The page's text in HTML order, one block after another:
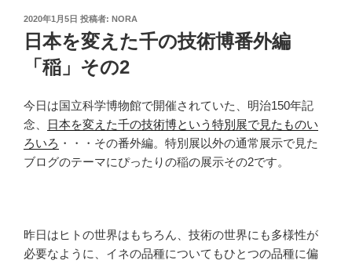
投
稿
日:
2020年1月5日 投稿者: NORA
日本を変えた千の技術博番外編
「稲」その2
今日は国立科学博物館で開催されていた、明治150年記
念、
日本を変えた千の技術博という特別展で見たものい
ろいろ ・・・その番外編。特別展以外の通常展示で見た
ブログのテーマにぴったりの稲の展示その2です。
昨日はヒトの世界はもちろん、技術の世界にも多様性が
必要なように、イネの品種についてもひとつの品種に偏